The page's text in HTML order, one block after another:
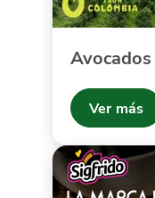
Ver más